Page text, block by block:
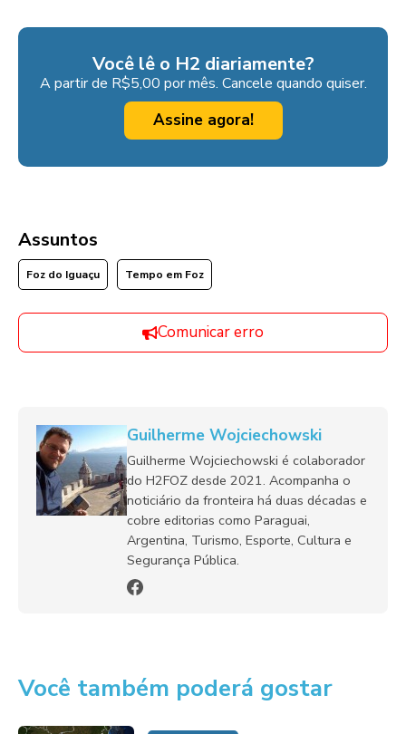
Você lê o H2 diariamente?
A partir de R$5,00 por mês. Cancele quando quiser.
Assine agora!
Assuntos
Foz do Iguaçu Tempo em Foz
Comunicar erro
Guilherme Wojciechowski
Guilherme Wojciechowski é colaborador
do H2FOZ desde 2021. Acompanha o
noticiário da fronteira há duas décadas e
cobre editorias como Paraguai,
Argentina, Turismo, Esporte, Cultura e
Segurança Pública.
Você também poderá gostar